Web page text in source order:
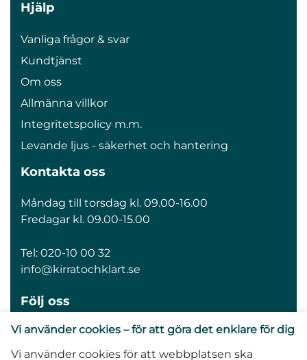
Hjälp
Vanliga frågor & svar
Kundtjänst
Om oss
Allmänna villkor
Integritetspolicy m.m.
Levande ljus - säkerhet och hantering
Kontakta oss
Måndag till torsdag kl. 09.00-16.00
Fredagar kl. 09.00-15.00
Tel: 020-10 00 32
info@kirratochklart.se
Följ oss
Vi använder cookies – för att göra det enklare för dig
Vi använder cookies för att webbplatsen ska